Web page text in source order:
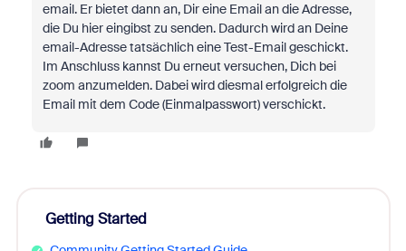
email. Er bietet dann an, Dir eine Email an die Adresse,
die Du hier eingibst zu senden. Dadurch wird an Deine
email-Adresse tatsächlich eine Test-Email geschickt.
Im Anschluss kannst Du erneut versuchen, Dich bei
zoom anzumelden. Dabei wird diesmal erfolgreich die
Email mit dem Code (Einmalpasswort) verschickt.
Getting Started